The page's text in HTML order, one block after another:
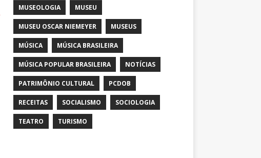
MUSEOLOGIA MUSEU
MUSEU OSCAR NIEMEYER MUSEUS
MÚSICA MÚSICA BRASILEIRA
MÚSICA POPULAR BRASILEIRA NOTÍCIAS
PATRIMÔNIO CULTURAL PCDOB
RECEITAS SOCIALISMO SOCIOLOGIA
TEATRO TURISMO